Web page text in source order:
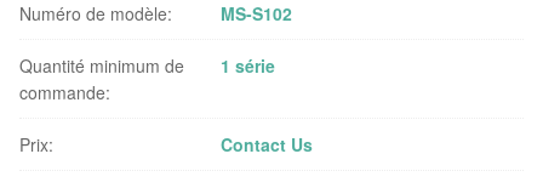
Numéro de modèle: MS-S102
Quantité minimum de
commande:
1 série
Prix: Contact Us